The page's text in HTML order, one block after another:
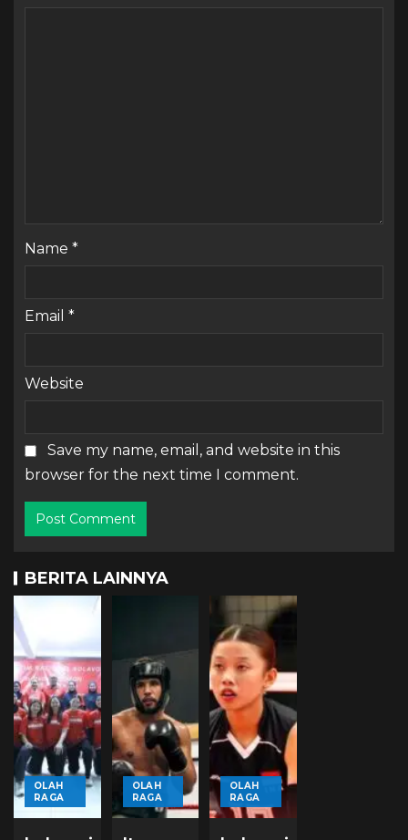
Name *
Email *
Website
Save my name, email, and website in this
browser for the next time I comment.
BERITA LAINNYA
OLAH
RAGA
OLAH
RAGA
OLAH
RAGA